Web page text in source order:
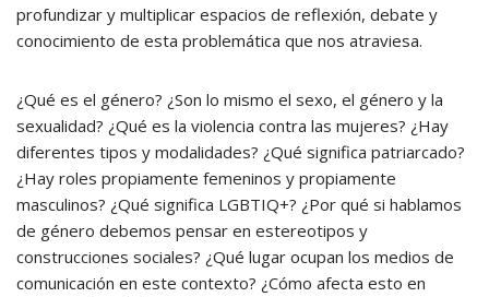
profundizar y multiplicar espacios de reflexión, debate y
conocimiento de esta problemática que nos atraviesa.
¿Qué es el género? ¿Son lo mismo el sexo, el género y la
sexualidad? ¿Qué es la violencia contra las mujeres? ¿Hay
diferentes tipos y modalidades? ¿Qué significa patriarcado?
¿Hay roles propiamente femeninos y propiamente
masculinos? ¿Qué significa LGBTIQ+? ¿Por qué si hablamos
de género debemos pensar en estereotipos y
construcciones sociales? ¿Qué lugar ocupan los medios de
comunicación en este contexto? ¿Cómo afecta esto en